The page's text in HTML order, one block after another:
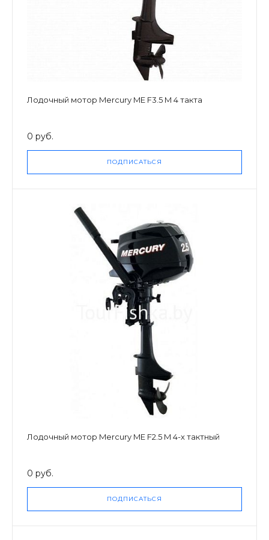
Лодочный мотор Mercury ME F3.5 M 4 такта
0 руб.
ПОДПИСАТЬСЯ
Лодочный мотор Mercury ME F2.5 M 4-х тактный
0 руб.
ПОДПИСАТЬСЯ